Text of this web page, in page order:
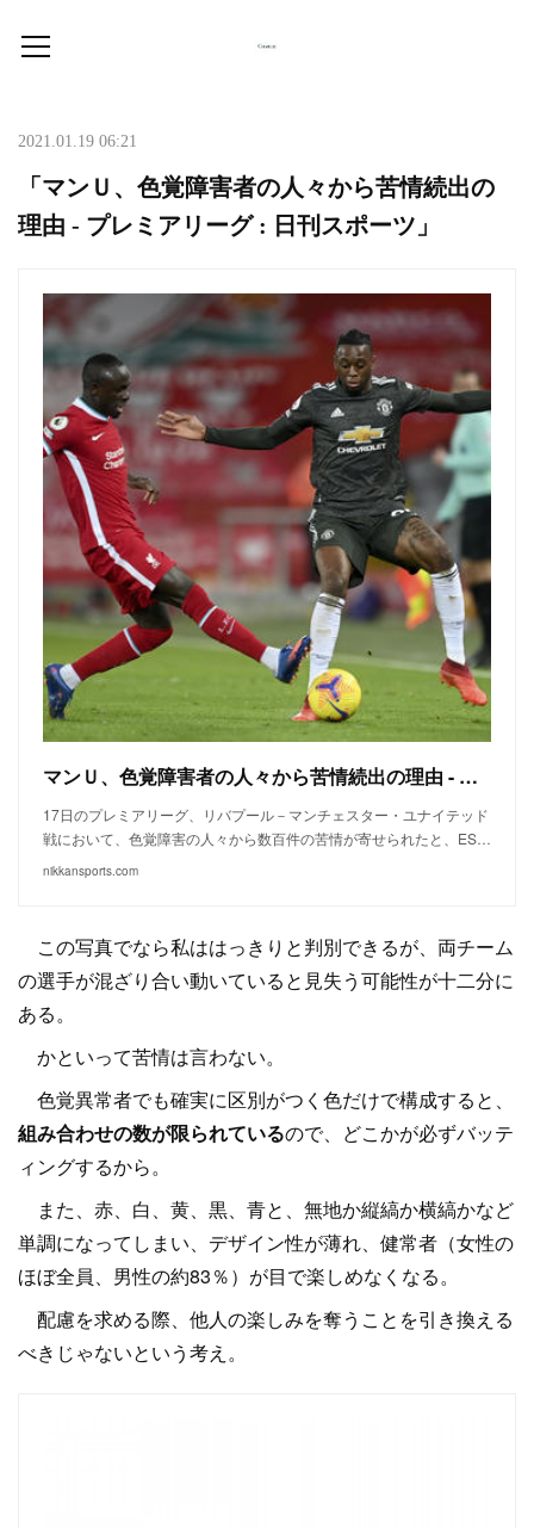
2021.01.19 06:21
「マンＵ、色覚障害者の人々から苦情続出の
理由 - プレミアリーグ : 日刊スポーツ」
マンＵ、色覚障害者の人々から苦情続出の理由 - プレミアリーグ : 日刊スポーツ
17日のプレミアリーグ、リバプール－マンチェスター・ユナイテッド
戦において、色覚障害の人々から数百件の苦情が寄せられたと、ES…
nikkansports.com
この写真でなら私ははっきりと判別できるが、両チーム
の選手が混ざり合い動いていると見失う可能性が十二分に
ある。
かといって苦情は言わない。
色覚異常者でも確実に区別がつく色だけで構成すると、
組み合わせの数が限られているので、どこかが必ずバッテ
ィングするから。
また、赤、白、黄、黒、青と、無地か縦縞か横縞かなど
単調になってしまい、デザイン性が薄れ、健常者（女性の
ほぼ全員、男性の約83％）が目で楽しめなくなる。
配慮を求める際、他人の楽しみを奪うことを引き換える
べきじゃないという考え。